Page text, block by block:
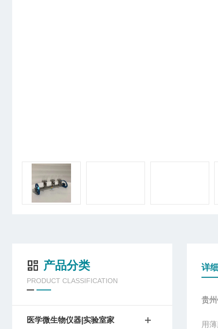
产品分类
PRODUCT CLASSIFICATION
医学微生物仪器|实验室家
详
贵
用